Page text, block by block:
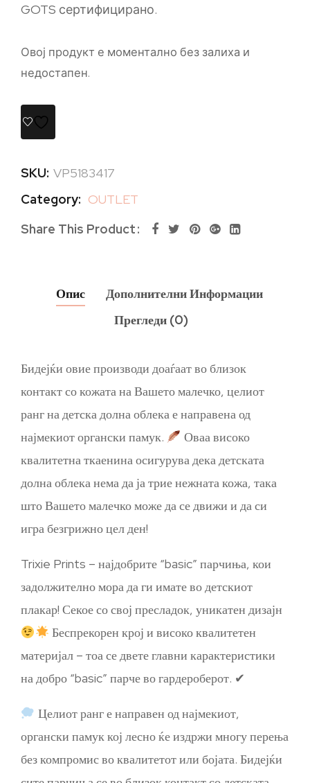
GOTS сертифицирано.
Овој продукт е моментално без залиха и
недостапен.
SKU: VP5183417
Category: OUTLET
Share This Product
Опис
Дополнителни Информации
Прегледи (0)
Бидејќи овие производи доаѓаат во близок
контакт со кожата на Вашето малечко, целиот
ранг на детска долна облека е направена од
најмекиот органски памук.
Оваа високо
квалитетна ткаенина осигурува дека детската
долна облека нема да ја трие нежната кожа, така
што Вашето малечко може да се движи и да си
игра безгрижно цел ден!
Trixie Prints – најдобрите “basic” парчиња, кои
задолжително мора да ги имате во детскиот
плакар! Секое со свој пресладок, уникатен дизајн
Беспрекорен крој и високо квалитетен
материјал – тоа се двете главни карактеристики
на добро “basic” парче во гардероберот. ✔
Целиот ранг е направен од најмекиот,
органски памук кој лесно ќе издржи многу перења
без компромис во квалитетот или бојата. Бидејќи